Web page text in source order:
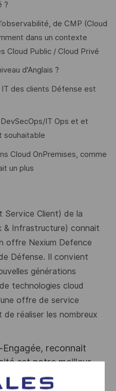
?
de CMP (Cloud
dans un contexte
Cloud Public / Cloud Privé
d'Anglais ?
IT des clients Défense est
IT Ops et et
souhaitable
Cloud OnPremises, comme
un plus
Service Client) de la
& Infrastructure) connait
offre Nexium Defence
Défense. Il convient
générations
technologies cloud
offre de service
réaliser les nombreux
reconnait
est notre meilleur
nous !